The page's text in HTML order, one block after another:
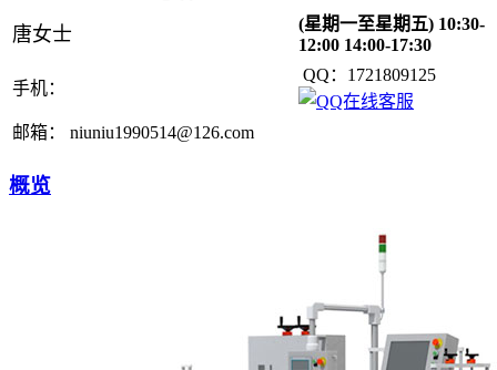
唐女士
(星期一至星期五) 10:30-
12:00 14:00-17:30
手机：
QQ：1721809125
邮箱： niuniu1990514@126.com
概览